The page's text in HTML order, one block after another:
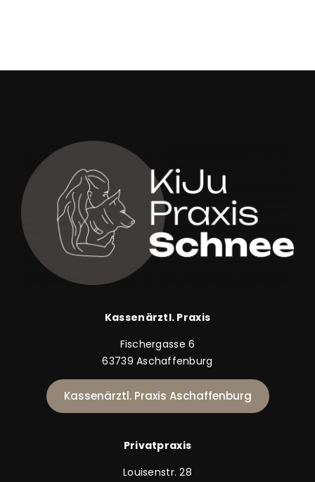
Kassenärztl. Praxis
Fischergasse 6
63739 Aschaffenburg
Kassenärztl. Praxis Aschaffenburg
Privatpraxis
Louisenstr. 28